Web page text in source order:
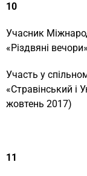
10
Учасник
«Різдвяні
Участь у
«Стравінський і
жовтень 2017)
11